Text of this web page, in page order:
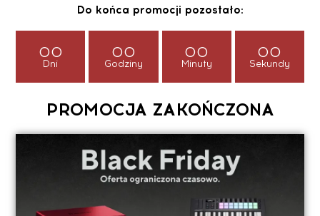
Do końca promocji pozostało:
00
Dni
00
Godziny
00
Minuty
00
Sekundy
PROMOCJA ZAKOŃCZONA